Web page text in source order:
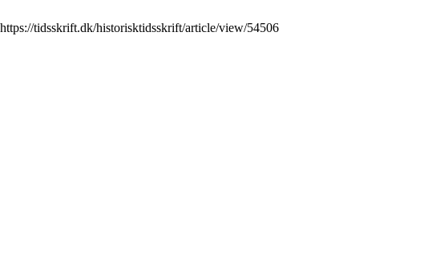
tidsskrift.dk/historisktidsskrift/article/view/54506